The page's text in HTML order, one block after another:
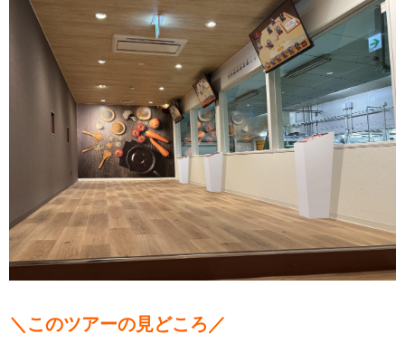
＼このツアーの見どころ／